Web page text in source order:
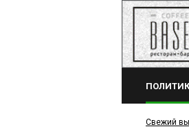
Свежий